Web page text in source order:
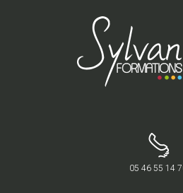
05 46 55 14